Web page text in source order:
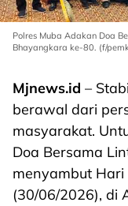
Polres Muba Adakan Doa
Bhayangkara ke-80. (f/
Mjnews.id –
berawal dari
masyarakat.
Doa Bersama
menyambut
(30/06/2026), di